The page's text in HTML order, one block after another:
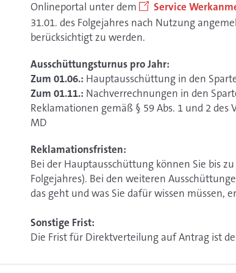
Onlineportal unter dem
Service
31.01. des Folgejahres nach Nutzung
berücksichtigt zu werden.
Ausschüttungsturnus pro Jahr:
Zum 01.06.: Hauptausschüttung in den
Zum 01.11.: Nachverrechnungen ​​​​​​in den
Reklamationen gemäß § 59 Abs. 1 und 2
MD
Reklamationsfristen:
Bei der Hauptausschüttung können Sie bis
Folgejahres). Bei den weiteren
das geht und was Sie dafür wissen müssen,
Sonstige Frist:
Die Frist für Direktverteilung auf Antrag ist